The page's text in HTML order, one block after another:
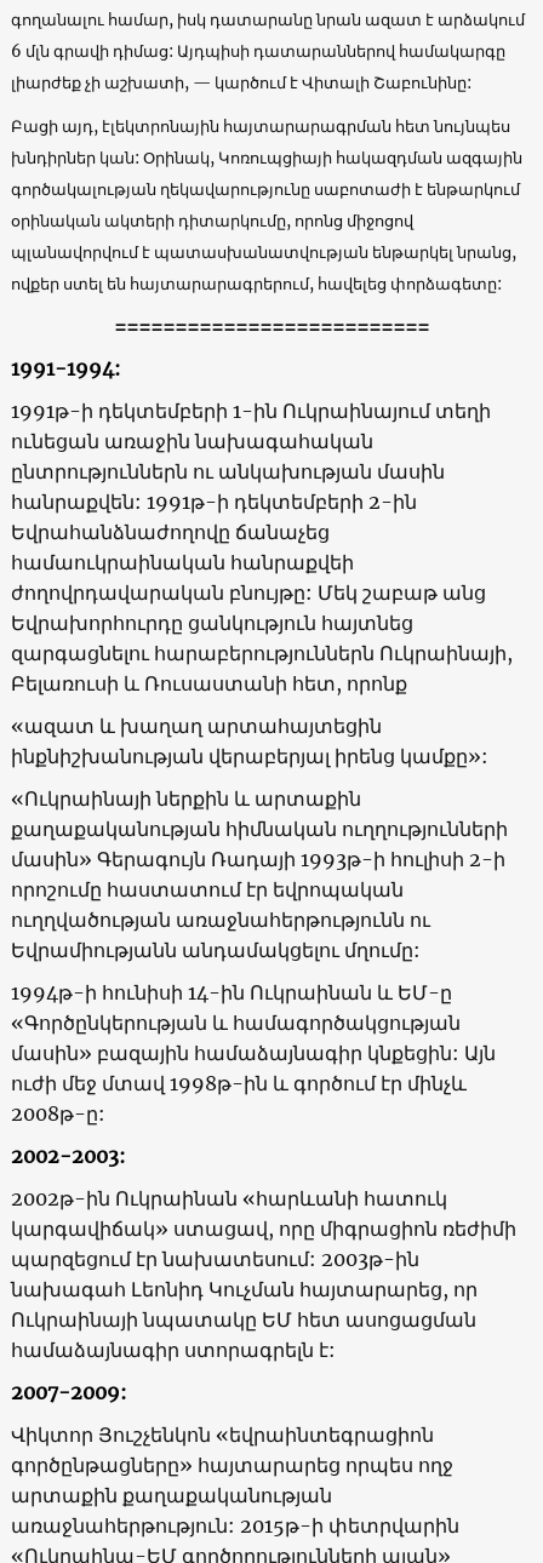
գողանալու համար, իսկ դատարանը նրան ազատ է արձակում
6 մլն գրավի դիմաց: Այդպիսի դատարաններով համակարգը
լիարժեք չի աշխատի, — կարծում է Վիտալի Շաբունինը:
Բացի այդ, էլեկտրոնային հայտարարագրման հետ նույնպես
խնդիրներ կան: Օրինակ, Կոռուպցիայի հակազդման ազգային
գործակալության ղեկավարությունը սաբոտաժի է ենթարկում
օրինական ակտերի դիտարկումը, որոնց միջոցով
պլանավորվում է պատասխանատվության ենթարկել նրանց,
ովքեր ստել են հայտարարագրերում, հավելեց փորձագետը:
==========================
1991-1994:
1991թ-ի դեկտեմբերի 1-ին Ուկրաինայում տեղի
ունեցան առաջին նախագահական
ընտրություններն ու անկախության մասին
հանրաքվեն: 1991թ-ի դեկտեմբերի 2-ին
Եվրահանձնաժողովը ճանաչեց
համաուկրաինական հանրաքվեի
ժողովրդավարական բնույթը: Մեկ շաբաթ անց
Եվրախորհուրդը ցանկություն հայտնեց
զարգացնելու հարաբերություններն Ուկրաինայի,
Բելառուսի և Ռուսաստանի հետ, որոնք
«ազատ և խաղաղ արտահայտեցին
ինքնիշխանության վերաբերյալ իրենց կամքը»:
«Ուկրաինայի ներքին և արտաքին
քաղաքականության հիմնական ուղղությունների
մասին» Գերագույն Ռադայի 1993թ-ի հուլիսի 2-ի
որոշումը հաստատում էր եվրոպական
ուղղվածության առաջնահերթությունն ու
Եվրամիությանն անդամակցելու մղումը:
1994թ-ի հունիսի 14-ին Ուկրաինան և ԵՄ-ը
«Գործընկերության և համագործակցության
մասին» բազային համաձայնագիր կնքեցին: Այն
ուժի մեջ մտավ 1998թ-ին և գործում էր մինչև
2008թ-ը:
2002-2003:
2002թ-ին Ուկրաինան «հարևանի հատուկ
կարգավիճակ» ստացավ, որը միգրացիոն ռեժիմի
պարզեցում էր նախատեսում: 2003թ-ին
նախագահ Լեոնիդ Կուչման հայտարարեց, որ
Ուկրաինայի նպատակը ԵՄ հետ ասոցացման
համաձայնագիր ստորագրելն է:
2007-2009:
Վիկտոր Յուշչենկոն «եվրաինտեգրացիոն
գործընթացները» հայտարարեց որպես ողջ
արտաքին քաղաքականության
առաջնահերթություն: 2015թ-ի փետրվարին
«Ուկրաինա-ԵՄ գործողությունների պլան»